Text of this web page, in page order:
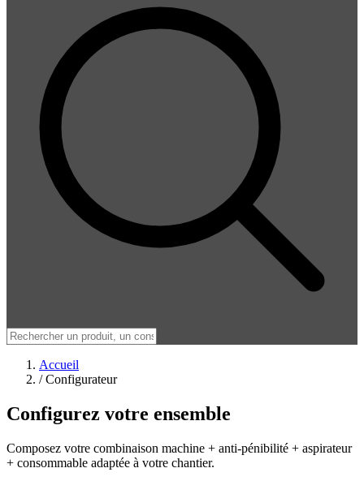
Accueil
/ Configurateur
Configurez votre ensemble
Composez votre combinaison machine + anti-pénibilité + aspirateur
+ consommable adaptée à votre chantier.